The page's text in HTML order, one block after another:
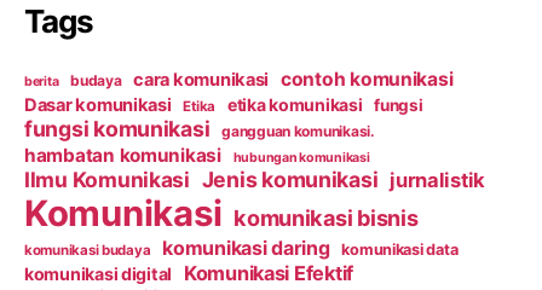
Tags
berita budaya cara komunikasi contoh komunikasi
Dasar komunikasi Etika etika komunikasi fungsi
fungsi komunikasi gangguan komunikasi.
hambatan komunikasi hubungan komunikasi
Ilmu Komunikasi Jenis komunikasi jurnalistik
Komunikasi komunikasi bisnis
komunikasi budaya komunikasi daring komunikasi data
komunikasi digital Komunikasi Efektif